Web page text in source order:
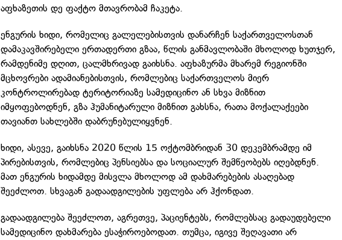
აფხაზეთის დე ფაქტო მთავრობამ ჩაკეტა.
ენგურის ხიდი, რომელიც გალელებისთვის დანარჩენ საქართველოსთან
დამაკავშირებელი ერთადერთი გზაა, წლის განმავლობაში მხოლოდ ხუთჯერ,
რამდენიმე დღით, ცალმხრივად გაიხსნა. აფხაზურმა მხარემ რეგიონში
მცხოვრები ადამიანებისთვის, რომლებიც საქართველოს მიერ
კონტროლირებად ტერიტორიაზე სამედიცინო ან სხვა მიზნით
იმყოფებოდნენ, გზა ჰუმანიტარული მიზნით გახსნა, რათა მოქალაქეები
თავიანთ სახლებში დაბრუნებულიყვნენ.
ხიდი, ასევე, გაიხსნა 2020 წლის 15 ოქტომბრიდან 30 დეკემბრამდე იმ
პირებისთვის, რომლებიც პენსიებსა და სოციალურ შემწეობებს იღებდნენ.
მათ ენგურის ხიდამდე მისვლა მხოლოდ ამ დახმარებების ასაღებად
შეეძლოთ. სხვაგან გადაადგილების უფლება არ ჰქონდათ.
გადაადგილება შეეძლოთ, აგრეთვე, პაციენტებს, რომლებსაც გადაუდებელი
სამედიცინო დახმარება ესაჭიროებოდათ. თუმცა, იგივე შეღავათი არ